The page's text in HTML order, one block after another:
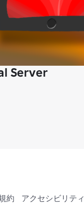
Server
約 アクセシビリティ